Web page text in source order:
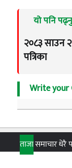
यो पनि
२०८३ साउन
पत्रिका
Write your
ताजासमाचारधेरै